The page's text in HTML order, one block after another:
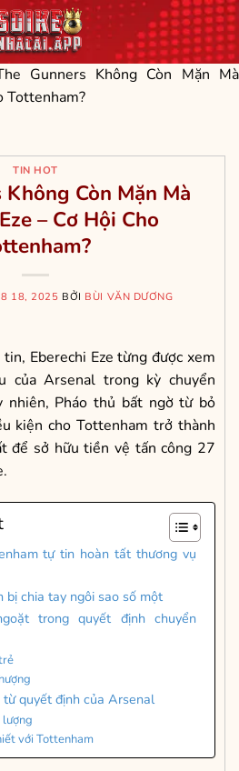
Gunners Không Còn Mặn Mà
Tottenham?
TIN HOT
Còn Mặn Mà
– Cơ Hội Cho
18, 2025 BỞI BÙI VĂN DƯƠNG
Eberechi Eze từng được xem
của Arsenal trong kỳ chuyển
nhiên, Pháo thủ bất ngờ từ bỏ
kiện cho Tottenham trở thành
để sở hữu tiền vệ tấn công 27
tự tin hoàn tất thương vụ
bị chia tay ngôi sao số một
trong quyết định chuyển
quyết định của Arsenal
lượng
với Tottenham